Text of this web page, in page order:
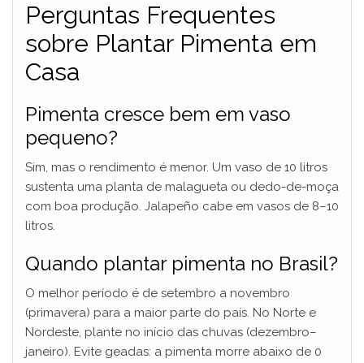
Perguntas Frequentes
sobre Plantar Pimenta em
Casa
Pimenta cresce bem em vaso
pequeno?
Sim, mas o rendimento é menor. Um vaso de 10 litros
sustenta uma planta de malagueta ou dedo-de-moça
com boa produção. Jalapeño cabe em vasos de 8–10
litros.
Quando plantar pimenta no Brasil?
O melhor período é de setembro a novembro
(primavera) para a maior parte do país. No Norte e
Nordeste, plante no início das chuvas (dezembro–
janeiro). Evite geadas: a pimenta morre abaixo de 0